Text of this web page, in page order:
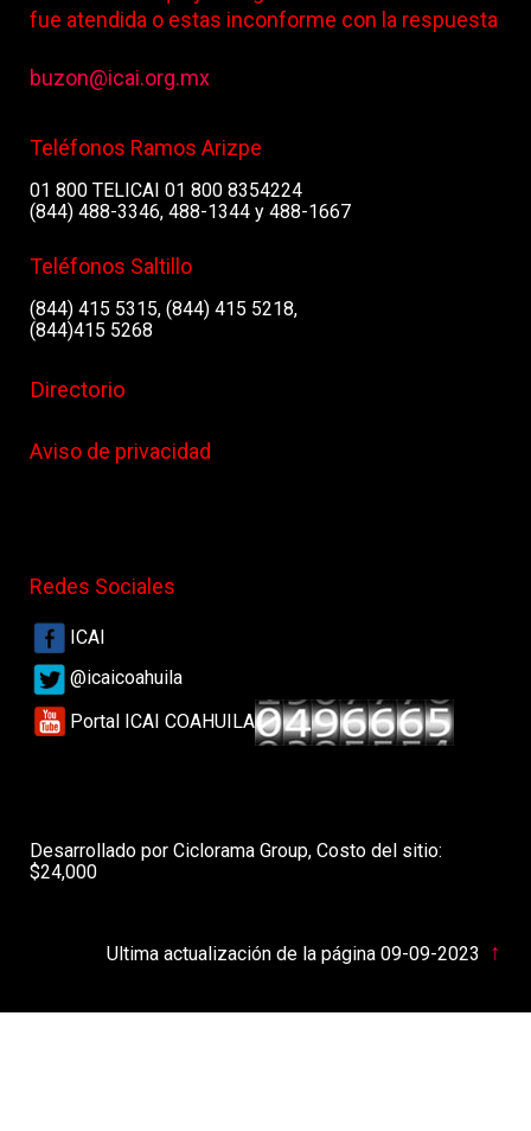
fue atendida o estas inconforme con la respuesta
buzon@icai.org.mx
Teléfonos Ramos Arizpe
01 800 TELICAI 01 800 8354224
(844) 488-3346, 488-1344 y 488-1667
Teléfonos Saltillo
(844) 415 5315, (844) 415 5218,
(844)415 5268
Directorio
Aviso de privacidad
Redes Sociales
ICAI
@icaicoahuila
Portal ICAI COAHUILA
Desarrollado por Ciclorama Group, Costo del sitio:
$24,000
Ultima actualización de la página 09-09-2023 ↑